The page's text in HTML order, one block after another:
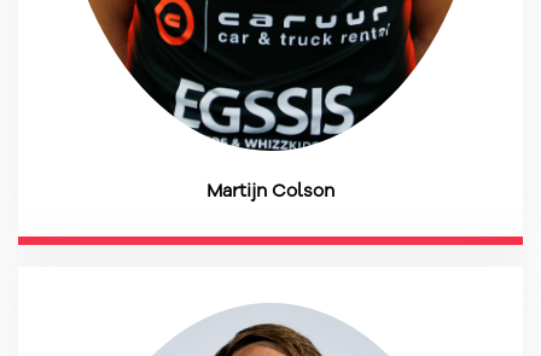
Martijn Colson